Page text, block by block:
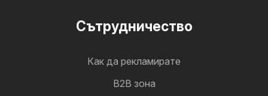
Cътрудничество
Как да рекламирате
B2B зона